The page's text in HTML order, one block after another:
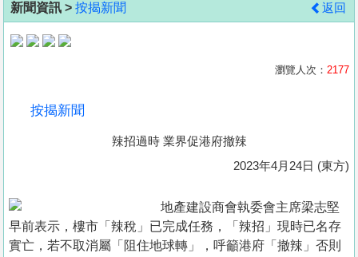
地
產
置
業
新聞資訊 > 按揭新聞 返回
瀏覽人次： 2177
按揭新聞
辣招過時 業界促港府撤辣
2023年4月24日 (東方)
地產建設商會執委會主席梁志堅
早前表示，樓市「辣稅」已完成任務，「辣招」現時已名存
實亡，若不取消屬「阻住地球轉」，呼籲港府「撤辣」否則